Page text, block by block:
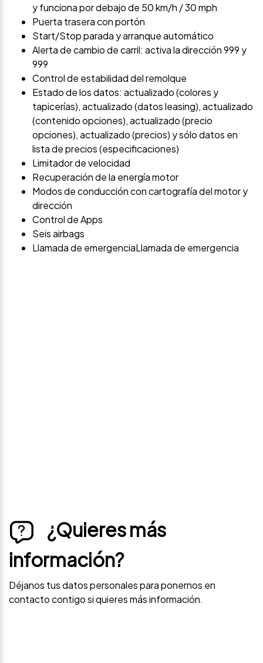
y funciona por debajo de 50 km/h / 30 mph
Puerta trasera con portón
Start/Stop parada y arranque automático
Alerta de cambio de carril: activa la dirección 999 y
999
Control de estabilidad del remolque
Estado de los datos: actualizado (colores y
tapicerías), actualizado (datos leasing), actualizado
(contenido opciones), actualizado (precio
opciones), actualizado (precios) y sólo datos en
lista de precios (especificaciones)
Limitador de velocidad
Recuperación de la energía motor
Modos de conducción con cartografía del motor y
dirección
Control de Apps
Seis airbags
Llamada de emergenciaLlamada de emergencia
¿Quieres más
información?
Déjanos tus datos personales para ponernos en
contacto contigo si quieres más información.